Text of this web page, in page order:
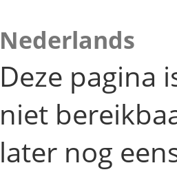
Nederlands
Deze pagina
niet
later nog